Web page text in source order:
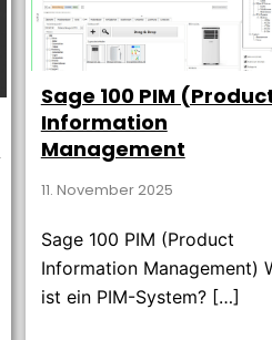
Sage 100 PIM
Information
Management
11. November 2025
Sage 100 PIM (Product
Information Management)
ist ein PIM-System? […]